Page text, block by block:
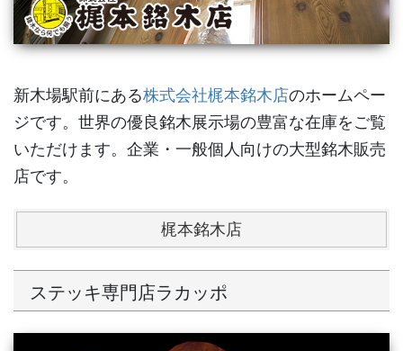
新木場駅前にある株式会社梶本銘木店のホームペー
ジです。世界の優良銘木展示場の豊富な在庫をご覧
いただけます。企業・一般個人向けの大型銘木販売
店です。
梶本銘木店
ステッキ専門店ラカッポ